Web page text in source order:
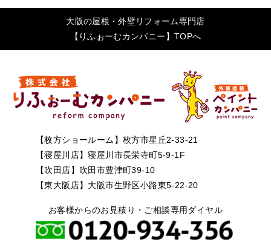
大阪の屋根・外壁リフォーム専門店
【りふぉーむカンパニー】TOPへ
【枚方ショールーム】枚方市星丘2-33-21
【寝屋川店】寝屋川市長栄寺町5-9-1F
【吹田店】吹田市豊津町39-10
【東大阪店】大阪市生野区小路東5-22-20
お客様からのお見積り・ご相談専用ダイヤル